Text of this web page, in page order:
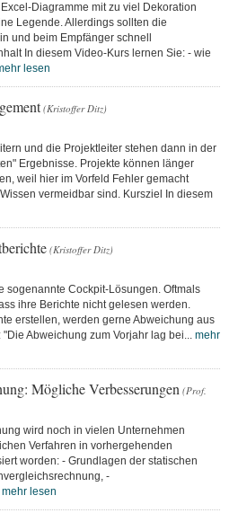
Diagramme mit zu viel Dekoration
Legende. Allerdings sollten die
und beim Empfänger schnell
In diesem Video-Kurs lernen Sie: - wie
lesen
(Kristoffer Ditz)
und die Projektleiter stehen dann in der
Ergebnisse. Projekte können länger
weil hier im Vorfeld Fehler gemacht
vermeidbar sind. Kursziel In diesem
(Kristoffer Ditz)
sogenannte Cockpit-Lösungen. Oftmals
ihre Berichte nicht gelesen werden.
erstellen, werden gerne Abweichung aus
Abweichung zum Vorjahr lag bei... mehr
Mögliche Verbesserungen (Prof.
wird noch in vielen Unternehmen
Verfahren in vorhergehenden
worden: - Grundlagen der statischen
-
mehr lesen